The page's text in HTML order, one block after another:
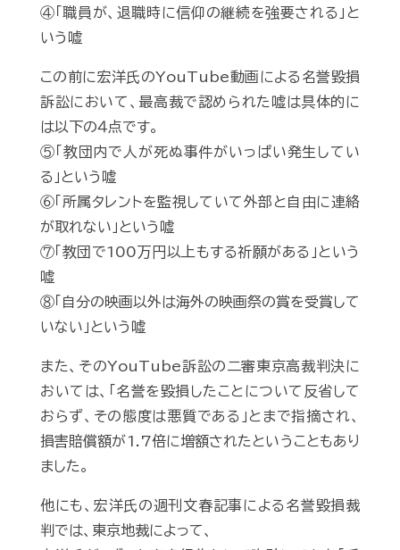
④「職員が、退職時に信仰の継続を強要される」と
いう嘘
この前に宏洋氏のYouTube動画による名誉毀損
訴訟において、最高裁で認められた嘘は具体的に
は以下の４点です。
⑤「教団内で人が死ぬ事件がいっぱい発生してい
る」という嘘
⑥「所属タレントを監視していて外部と自由に連絡
が取れない」という嘘
⑦「教団で100万円以上もする祈願がある」という
嘘
⑧「自分の映画以外は海外の映画祭の賞を受賞して
いない」という嘘
また、そのYouTube訴訟の二審東京高裁判決に
おいては、「名誉を毀損したことについて反省して
おらず、その態度は悪質である」とまで指摘され、
損害賠償額が1.7倍に増額されたということもあり
ました。
他にも、宏洋氏の週刊文春記事による名誉毀損裁
判では、東京地裁によって、